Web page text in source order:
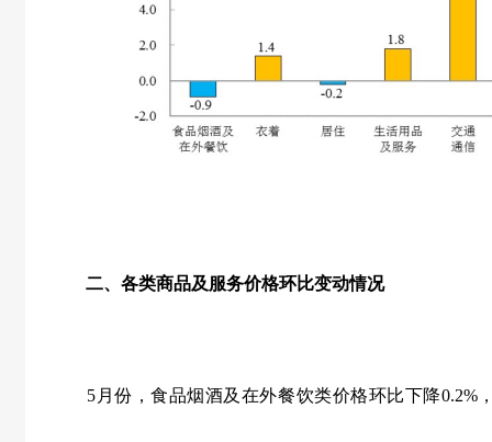
二、各类商品及服务价格环比变动情况
5 月份，食品烟酒及在外餐饮类价格环比下降0.2%